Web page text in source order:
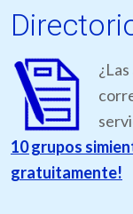
10 grupos
gratuitamente!